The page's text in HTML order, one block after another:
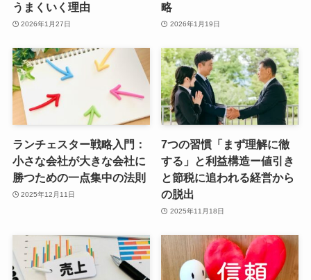
うまくいく理由
2026年1月27日
略
2026年1月19日
ランチェスター戦略入門：
小さな会社が大きな会社に
勝つための一点集中の法則
2025年12月11日
7つの習慣「まず理解に徹
する」と利益構造ー値引き
と節税に追われる経営から
の脱出
2025年11月18日